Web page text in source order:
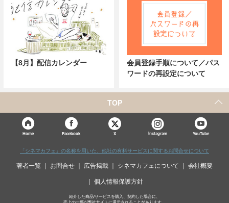
【8月】配信カレンダー
会員登録手順について／パス
ワードの再設定について
TOP
Home Facebook X Instagram YouTube
「シネマカフェ」の名称を用いた、他社の有料サービスに関するお問合せについて
著者一覧 お問合せ 広告掲載 シネマカフェについて 会社概要
個人情報保護方針
紹介した商品/サービスを購入、契約した場合に、